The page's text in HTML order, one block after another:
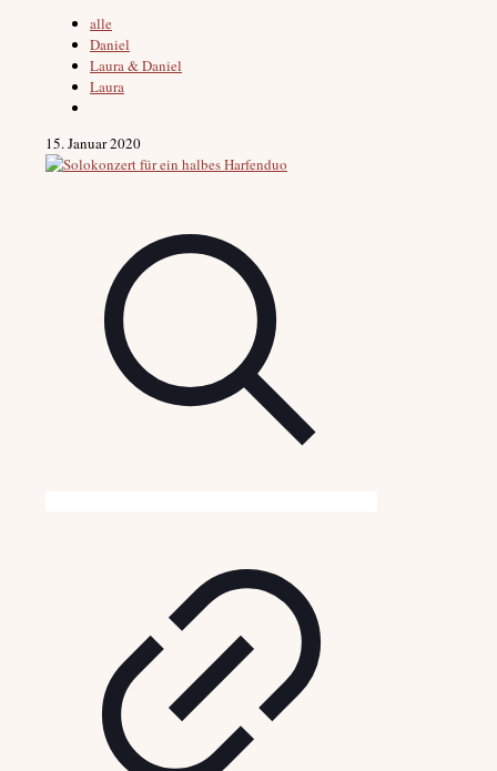
alle
Daniel
Laura & Daniel
Laura
15. Januar 2020